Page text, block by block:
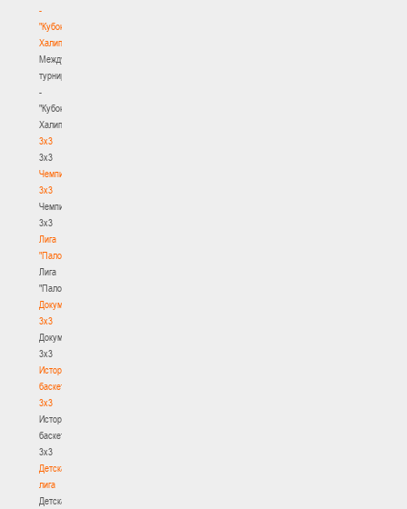
-
"Кубок
Халипского"
Международный
турнир
-
"Кубок
Халипского"
3x3
3x3
Чемпионат
3х3
Чемпионат
3х3
Лига
"Палова"
Лига
"Палова"
Документы
3х3
Документы
3х3
История
баскетбола
3х3
История
баскетбола
3х3
Детская
лига
Детская